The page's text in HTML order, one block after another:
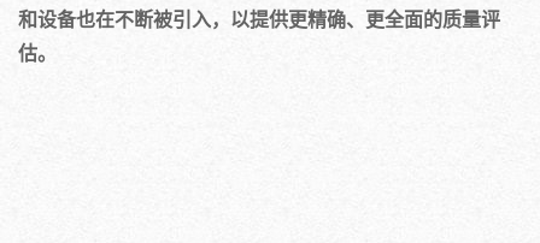
和设备也在不断被引入，以提供更精确、更全面的质量评
估。